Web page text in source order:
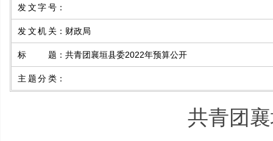
发文字号 ：
发文机关 ： 财政局
标题 ： 共青团襄垣县委2022年预算公开
主题分类 ：
共青团